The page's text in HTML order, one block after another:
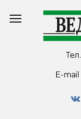
Тел.
E-mail